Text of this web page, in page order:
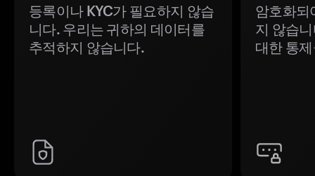
등록이나 KYC가 필요하지 않습
니다. 우리는 귀하의 데이터를
추적하지 않습니다.
암호화되
지 않습
대한 통